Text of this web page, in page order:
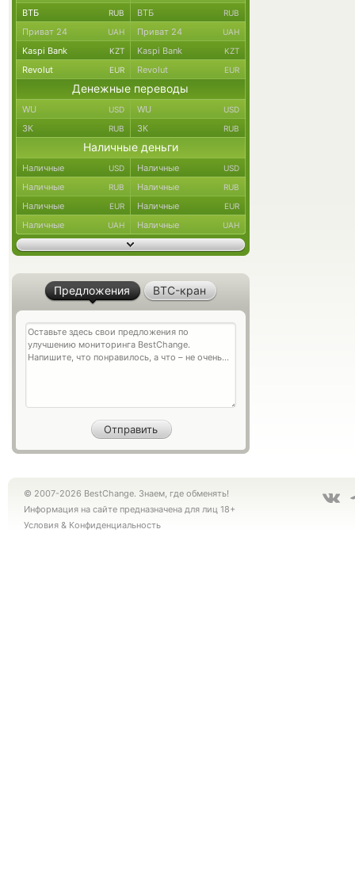
ВТБ RUB ВТБ RUB
Приват 24 UAH Приват 24 UAH
Kaspi Bank KZT Kaspi Bank KZT
Revolut EUR Revolut EUR
Денежные переводы
WU USD WU USD
ЗК RUB ЗК RUB
Наличные деньги
Наличные USD Наличные USD
Наличные RUB Наличные RUB
Наличные EUR Наличные EUR
Наличные UAH Наличные UAH
Предложения BTC-кран
© 2007-2026 BestChange. Знаем, где обменять!
Информация на сайте предназначена для лиц 18+
Условия & Конфиденциальность